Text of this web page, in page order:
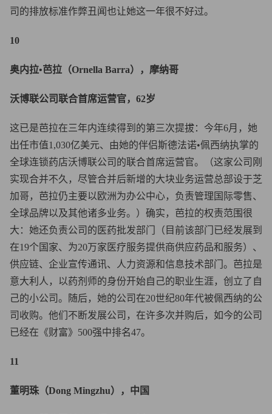
司的排放标准作弊丑闻也让她这一年很不好过。
10
奥内拉•芭拉（Ornella Barra），摩纳哥
沃博联公司联合首席运营官，62岁
这已是芭拉在三年内连续得到的第三次提拔：今年6月，她
出任市值1,030亿美元、由她的伴侣斯德法诺•佩西纳执掌的
全球连锁药店沃博联公司的联合首席运营官。（这家公司刚
实现合并不久，尽管合并后新增的大块业务运营总部设于芝
加哥，芭拉仍主要以欧洲为办公中心，负责管理国际零售、
全球品牌以及其他诸多业务。）确实，芭拉的权责范围很
大：她还负责公司的医药批发部门（目前该部门已经发展到
在19个国家、为20万家医疗服务提供商供应药品和服务）、
供应链、企业宣传通讯、人力资源和信息技术部门。芭拉是
意大利人，以药剂师的身份开始自己的职业生涯，创立了自
己的小公司。随后，她的公司在20世纪80年代被佩西纳的公
司收购。他们不断发展公司，在许多次并购后，如今的公司
已经在《财富》500强中排名47。
11
董明珠（Dong Mingzhu），中国